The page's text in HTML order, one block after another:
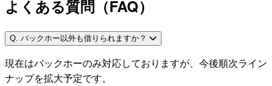
よくある質問（FAQ）
Q. バックホー以外も借りられますか？
現在はバックホーのみ対応しておりますが、今後順次ライン
ナップを拡大予定です。